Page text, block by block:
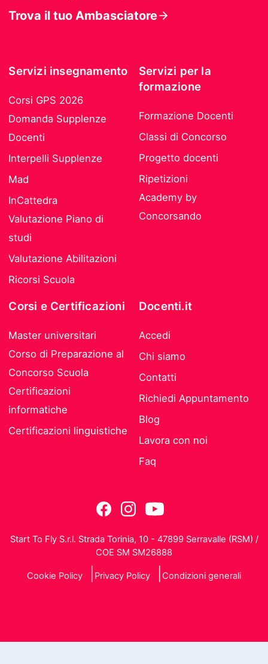
Trova il tuo Ambasciatore
Servizi insegnamento
Corsi GPS 2026
Domanda Supplenze
Docenti
Interpelli Supplenze
Mad
InCattedra
Valutazione Piano di
studi
Valutazione Abilitazioni
Ricorsi Scuola
Servizi per la
formazione
Formazione Docenti
Classi di Concorso
Progetto docenti
Ripetizioni
Academy by
Concorsando
Corsi e Certificazioni
Master universitari
Corso di Preparazione al
Concorso Scuola
Certificazioni
informatiche
Certificazioni linguistiche
Docenti.it
Accedi
Chi siamo
Contatti
Richiedi Appuntamento
Blog
Lavora con noi
Faq
Start To Fly S.r.l. Strada Torinia, 10 - 47899 Serravalle (RSM) /
COE SM SM26888
Cookie Policy Privacy Policy Condizioni generali